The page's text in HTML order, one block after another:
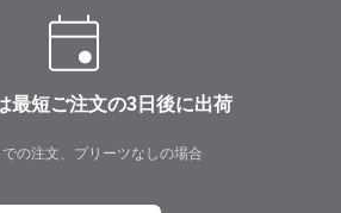
最短ご注文の3日後に出荷
の注文、プリーツなしの場合